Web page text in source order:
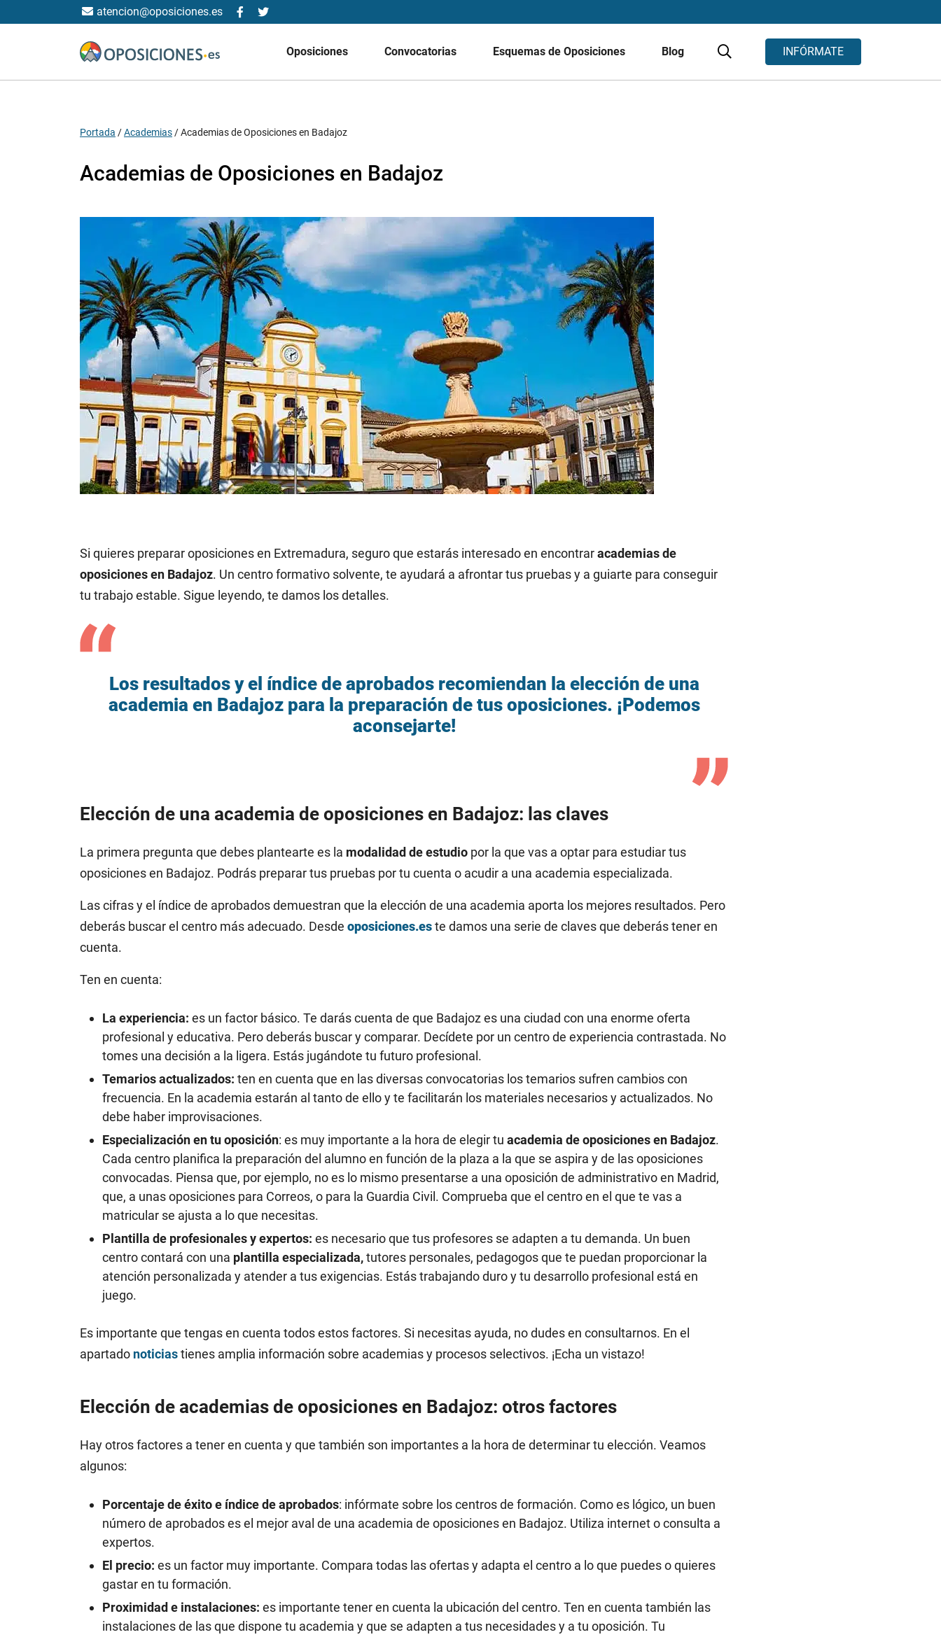
atencion@oposiciones.es
Oposiciones Convocatorias Esquemas de Oposiciones Blog INFÓRMATE
Portada /Academias /Academias de Oposiciones en Badajoz
Academias de Oposiciones en Badajoz
Si quieres preparar oposiciones en Extremadura, seguro que estarás interesado en encontraracademias de
oposiciones en Badajoz. Un centro formativo solvente, te ayudará a afrontar tus pruebas y a guiarte para conseguir
tu trabajo estable. Sigue leyendo, te damos los detalles.
Los resultados y el índice de aprobados recomiendan la elección de una
academia en Badajoz para la preparación de tus oposiciones. ¡Podemos
aconsejarte!
Elección de una academia de oposiciones en Badajoz: las claves
La primera pregunta que debes plantearte es la modalidad de estudio por la que vas a optar para estudiar tus
oposiciones en Badajoz. Podrás preparar tus pruebas por tu cuenta o acudir a una academia especializada.
Las cifras y el índice de aprobados demuestran que la elección de una academia aporta los mejores resultados. Pero
deberás buscar el centro más adecuado. Desde oposiciones.este damos una serie de claves que deberás tener en
cuenta.
Ten en cuenta:
La experiencia: es un factor básico. Te darás cuenta de que Badajoz es una ciudad con una enorme oferta
profesional y educativa. Pero deberás buscar y comparar. Decídete por un centro de experiencia contrastada. No
tomes una decisión a la ligera. Estás jugándote tu futuro profesional.
Temarios actualizados: ten en cuenta que en las diversas convocatorias los temarios sufren cambios con
frecuencia. En la academia estarán al tanto de ello y te facilitarán los materiales necesarios y actualizados. No
debe haber improvisaciones.
Especialización en tu oposición: es muy importante a la hora de elegir tu academia de oposiciones en Badajoz.
Cada centro planifica la preparación del alumno en función de la plaza a la que se aspira y de las oposiciones
convocadas. Piensa que, por ejemplo, no es lo mismo presentarse a una oposición de administrativo en Madrid,
que, a unas oposiciones para Correos, o para la Guardia Civil. Comprueba que el centro en el que te vas a
matricular se ajusta a lo que necesitas.
Plantilla de profesionales y expertos: es necesario que tus profesores se adapten a tu demanda. Un buen
centro contará con una plantilla especializada,tutores personales, pedagogos que te puedan proporcionar la
atención personalizada y atender a tus exigencias. Estás trabajando duro y tu desarrollo profesional está en
juego.
Es importante que tengas en cuenta todos estos factores. Si necesitas ayuda, no dudes en consultarnos. En el
apartado noticiastienes amplia información sobre academias y procesos selectivos. ¡Echa un vistazo!
Elección de academias de oposiciones en Badajoz: otros factores
Hay otros factores a tener en cuenta y que también son importantes a la hora de determinar tu elección. Veamos
algunos:
Porcentaje de éxito e índice de aprobados: infórmate sobre los centros de formación. Como es lógico, un buen
número de aprobados es el mejor aval de una academia de oposiciones en Badajoz. Utiliza internet o consulta a
expertos.
El precio: es un factor muy importante. Compara todas las ofertas y adapta el centro a lo que puedes o quieres
gastar en tu formación.
Proximidad e instalaciones: es importante tener en cuenta la ubicación del centro. Ten en cuenta también las
instalaciones de las que dispone tu academia y que se adapten a tus necesidades y a tu oposición. Tu